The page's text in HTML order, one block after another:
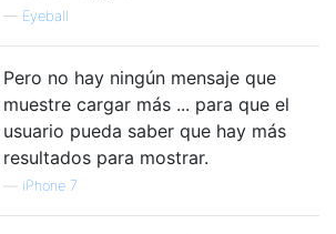
— Eyeball
Pero no hay ningún mensaje que
muestre cargar más ... para que el
usuario pueda saber que hay más
resultados para mostrar.
iPhone 7